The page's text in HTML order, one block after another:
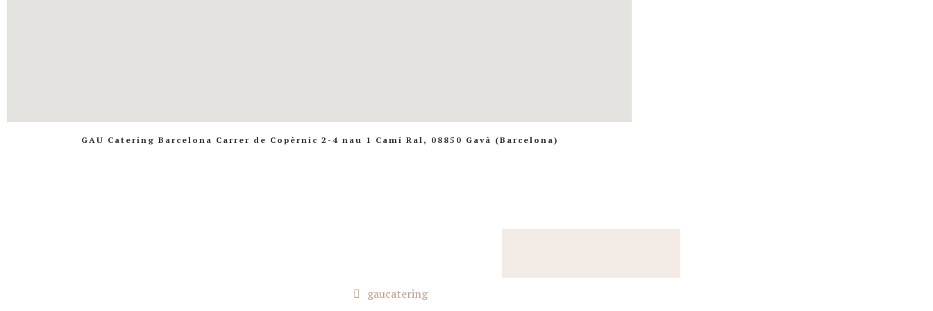
GAU Catering Barcelona Carrer de Copèrnic 2-4 nau 1 Camí Ral, 08850 Gavà (Barcelona)
gaucatering